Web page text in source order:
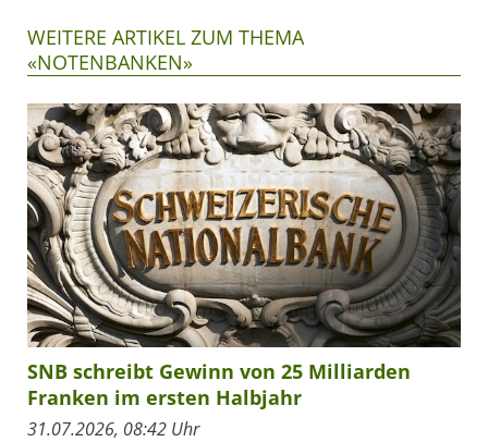
WEITERE ARTIKEL ZUM THEMA
«NOTENBANKEN»
SNB schreibt Gewinn von 25 Milliarden
Franken im ersten Halbjahr
31.07.2026, 08:42 Uhr